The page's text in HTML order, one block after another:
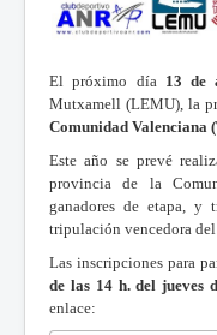
El próximo día 13 de
Mutxamell (LEMU), la
Comunidad Valenciana
Este año se prevé
provincia de la
ganadores de etapa, y
tripulación vencedora
Las inscripciones para
de las 14 h. del jueves
enlace: